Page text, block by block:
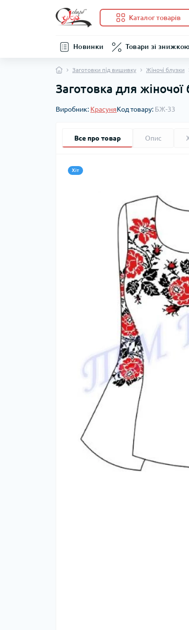
Каталог товарів
Новинки Товари зі
Заготовки під вишивку Жіночі блузки
Заготовка для
Виробник: КрасуняКод товару: БЖ-33
Все про товар Опис
Хіт